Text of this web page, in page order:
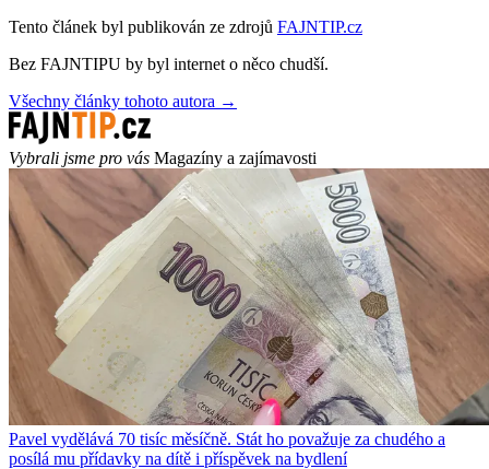
Tento článek byl publikován ze zdrojů FAJNTIP.cz
Bez FAJNTIPU by byl internet o něco chudší.
Všechny články tohoto autora →
Vybrali jsme pro vás Magazíny a zajímavosti
Pavel vydělává 70 tisíc měsíčně. Stát ho považuje za chudého a
posílá mu přídavky na dítě i příspěvek na bydlení